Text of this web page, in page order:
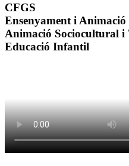
CFGS
Ensenyament i Animació
Animació Sociocultural i
Educació Infantil